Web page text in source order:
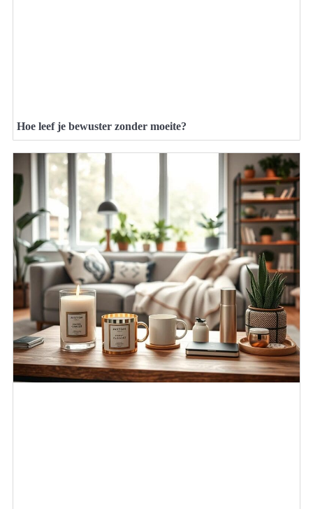
Hoe leef je bewuster zonder moeite?